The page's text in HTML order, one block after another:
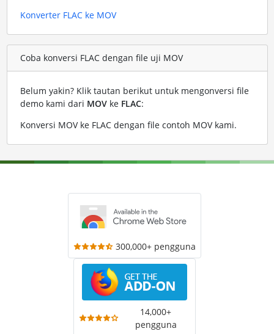
Konverter FLAC ke MOV
Coba konversi FLAC dengan file uji MOV
Belum yakin? Klik tautan berikut untuk mengonversi file
demo kami dari MOVke FLAC:
Konversi MOV ke FLAC dengan file contoh MOV kami.
300,000+ pengguna
14,000+
pengguna